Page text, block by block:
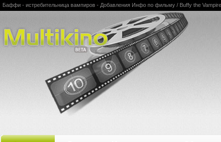
Multikino
Баффи - истребительница вампиров - Добавления Инфо по фильму / Buffy the